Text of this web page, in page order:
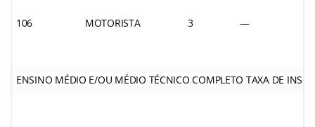
106 MOTORISTA 3 —
ENSINO MÉDIO E/OU MÉDIO TÉCNICO COMPLETO TAXA DE